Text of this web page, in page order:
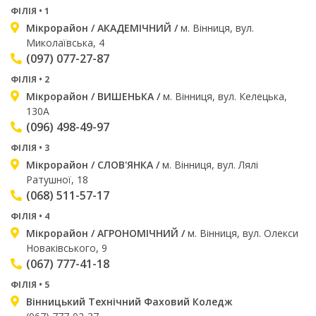
ФІЛІЯ • 1
Мікрорайон / АКАДЕМІЧНИЙ /м. Вінниця, вул.
Миколаївська, 4
(097) 077-27-87
ФІЛІЯ • 2
Мікрорайон / ВИШЕНЬКА /м. Вінниця, вул. Келецька,
130А
(096) 498-49-97
ФІЛІЯ • 3
Мікрорайон / СЛОВ'ЯНКА /м. Вінниця, вул. Лялі
Ратушної, 18
(068) 511-57-17
ФІЛІЯ • 4
Мікрорайон / АГРОНОМІЧНИЙ /м. Вінниця, вул. Олекси
Новаківського, 9
(067) 777-41-18
ФІЛІЯ • 5
Вінницький Технічний Фаховий Коледж